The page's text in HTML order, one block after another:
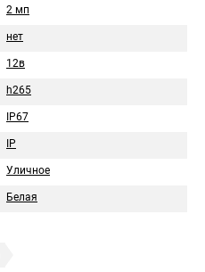
2 мп
нет
12в
h265
IP67
IP
Уличное
Белая